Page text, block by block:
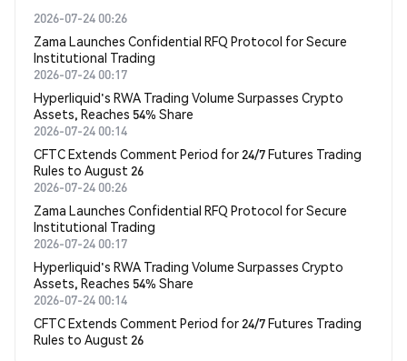
2026-07-24 00:26
Zama Launches Confidential RFQ Protocol for Secure
Institutional Trading
2026-07-24 00:17
Hyperliquid's RWA Trading Volume Surpasses Crypto
Assets, Reaches 54% Share
2026-07-24 00:14
CFTC Extends Comment Period for 24/7 Futures Trading
Rules to August 26
2026-07-24 00:26
Zama Launches Confidential RFQ Protocol for Secure
Institutional Trading
2026-07-24 00:17
Hyperliquid's RWA Trading Volume Surpasses Crypto
Assets, Reaches 54% Share
2026-07-24 00:14
CFTC Extends Comment Period for 24/7 Futures Trading
Rules to August 26